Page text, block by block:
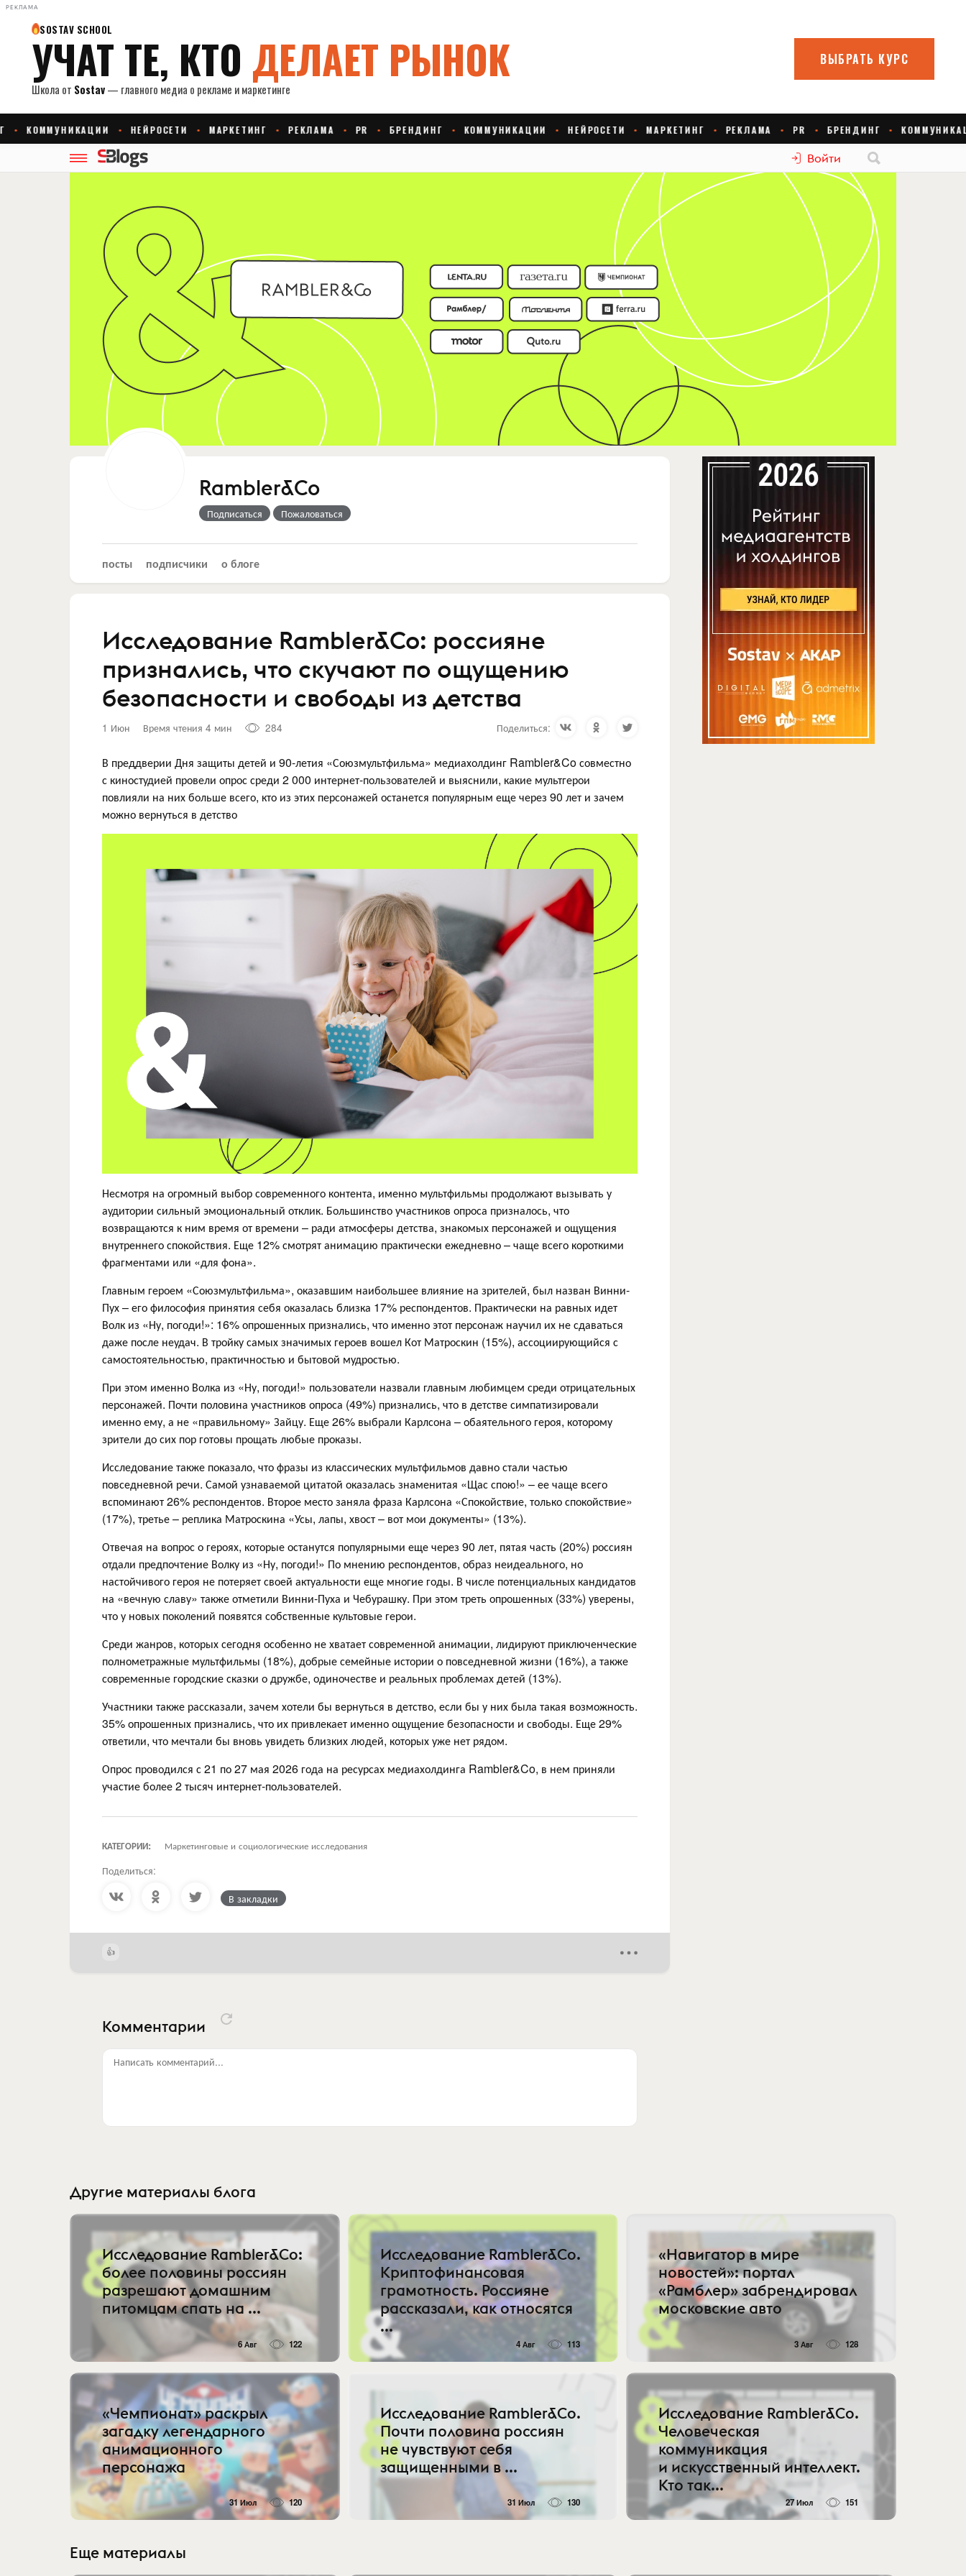
РЕКЛАМА
Войти
Rambler&Co
Подписаться Пожаловаться
посты подписчики о блоге
Исследование Rambler&Co: россияне
признались, что скучают по ощущению
безопасности и свободы из детства
1 Июн Время чтения 4 мин 284 Поделиться:
В преддверии Дня защиты детей и 90-летия «Союзмультфильма» медиахолдинг Rambler&Co совместно
с киностудией провели опрос среди 2 000 интернет-пользователей и выяснили, какие мультгерои
повлияли на них больше всего, кто из этих персонажей останется популярным еще через 90 лет и зачем
можно вернуться в детство
Несмотря на огромный выбор современного контента, именно мультфильмы продолжают вызывать у
аудитории сильный эмоциональный отклик. Большинство участников опроса призналось, что
возвращаются к ним время от времени – ради атмосферы детства, знакомых персонажей и ощущения
внутреннего спокойствия. Еще 12% смотрят анимацию практически ежедневно – чаще всего короткими
фрагментами или «для фона».
Главным героем «Союзмультфильма», оказавшим наибольшее влияние на зрителей, был назван Винни-
Пух – его философия принятия себя оказалась близка 17% респондентов. Практически на равных идет
Волк из «Ну, погоди!»: 16% опрошенных признались, что именно этот персонаж научил их не сдаваться
даже после неудач. В тройку самых значимых героев вошел Кот Матроскин (15%), ассоциирующийся с
самостоятельностью, практичностью и бытовой мудростью.
При этом именно Волка из «Ну, погоди!» пользователи назвали главным любимцем среди отрицательных
персонажей. Почти половина участников опроса (49%) признались, что в детстве симпатизировали
именно ему, а не «правильному» Зайцу. Еще 26% выбрали Карлсона – обаятельного героя, которому
зрители до сих пор готовы прощать любые проказы.
Исследование также показало, что фразы из классических мультфильмов давно стали частью
повседневной речи. Самой узнаваемой цитатой оказалась знаменитая «Щас спою!» – ее чаще всего
вспоминают 26% респондентов. Второе место заняла фраза Карлсона «Спокойствие, только спокойствие»
(17%), третье – реплика Матроскина «Усы, лапы, хвост – вот мои документы» (13%).
Отвечая на вопрос о героях, которые останутся популярными еще через 90 лет, пятая часть (20%) россиян
отдали предпочтение Волку из «Ну, погоди!» По мнению респондентов, образ неидеального, но
настойчивого героя не потеряет своей актуальности еще многие годы. В числе потенциальных кандидатов
на «вечную славу» также отметили Винни-Пуха и Чебурашку. При этом треть опрошенных (33%) уверены,
что у новых поколений появятся собственные культовые герои.
Среди жанров, которых сегодня особенно не хватает современной анимации, лидируют приключенческие
полнометражные мультфильмы (18%), добрые семейные истории о повседневной жизни (16%), а также
современные городские сказки о дружбе, одиночестве и реальных проблемах детей (13%).
Участники также рассказали, зачем хотели бы вернуться в детство, если бы у них была такая возможность.
35% опрошенных признались, что их привлекает именно ощущение безопасности и свободы. Еще 29%
ответили, что мечтали бы вновь увидеть близких людей, которых уже нет рядом.
Опрос проводился с 21 по 27 мая 2026 года на ресурсах медиахолдинга Rambler&Co, в нем приняли
участие более 2 тысяч интернет-пользователей.
КАТЕГОРИИ: Маркетинговые и социологические исследования
Поделиться:
В закладки
Комментарии
Написать комментарий...
Другие материалы блога
Исследование Rambler&Co:
более половины россиян
разрешают домашним
питомцам спать на ...
6 Авг 122
Исследование Rambler&Co.
Криптофинансовая
грамотность. Россияне
рассказали, как относятся
...
4 Авг 113
«Навигатор в мире
новостей»: портал
«Рамблер» забрендировал
московские авто
3 Авг 128
«Чемпионат» раскрыл
загадку легендарного
анимационного
персонажа
31 Июл 120
Исследование Rambler&Co.
Почти половина россиян
не чувствуют себя
защищенными в ...
31 Июл 130
Исследование Rambler&Co.
Человеческая
коммуникация
и искусственный интеллект.
Кто так...
27 Июл 151
Еще материалы